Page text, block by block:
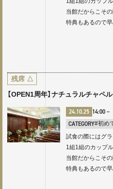
当館だからこそ
特典もあるので
残席 △
【OPEN1周年】ナチュラルチャペ
24.10.25 14:00~
CATEGORY#初め
試食の際にはグ
1組1組のカップ
当館だからこそ
特典もあるので